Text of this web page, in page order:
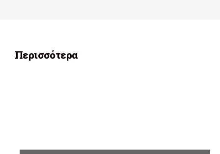
Περισσότερα